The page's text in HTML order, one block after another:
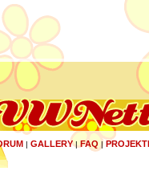
| GALLERY|FAQ |